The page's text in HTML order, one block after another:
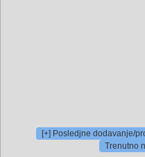
[+] Posledjne dodavanje/
Trenutno